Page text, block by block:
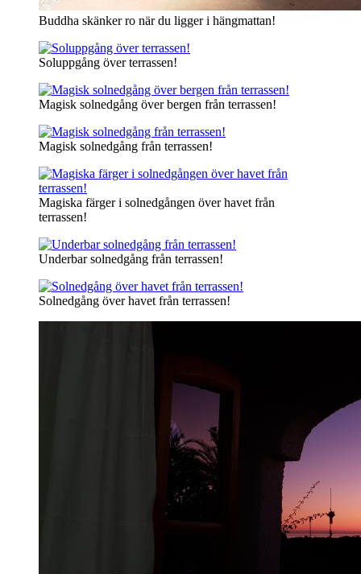
Buddha skänker ro när du ligger i hängmattan!
Soluppgång över terrassen!
Magisk solnedgång över bergen från terrassen!
Magisk solnedgång från terrassen!
Magiska färger i solnedgången över havet från
terrassen!
Underbar solnedgång från terrassen!
Solnedgång över havet från terrassen!